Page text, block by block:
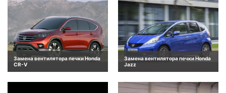
Замена вентилятора печки Honda
CR-V
Замена вентилятора печки Honda
Jazz